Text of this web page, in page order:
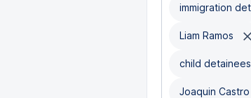
immigration
Liam Ramos
child detainees
Joaquin Castro